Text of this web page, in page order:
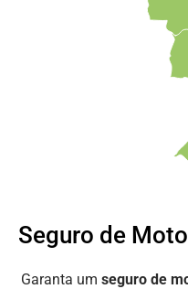
Seguro de
Garanta um seguro de